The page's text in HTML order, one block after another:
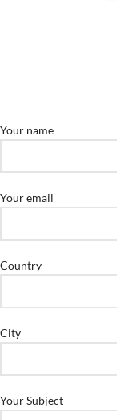
Your name
Your email
Country
City
Your Subject